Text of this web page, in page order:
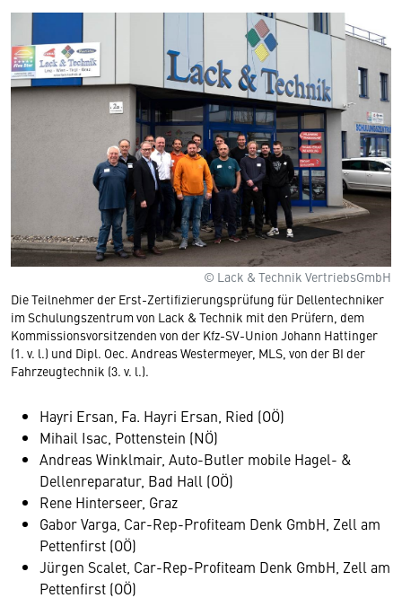
© Lack & Technik VertriebsGmbH
Die Teilnehmer der Erst-Zertifizierungsprüfung für Dellentechniker
im Schulungszentrum von Lack & Technik mit den Prüfern, dem
Kommissionsvorsitzenden von der Kfz-SV-Union Johann Hattinger
(1. v. l.) und Dipl. Oec. Andreas Westermeyer, MLS, von der BI der
Fahrzeugtechnik (3. v. l.).
Hayri Ersan, Fa. Hayri Ersan, Ried (OÖ)
Mihail Isac, Pottenstein (NÖ)
Andreas Winklmair, Auto-Butler mobile Hagel- &
Dellenreparatur, Bad Hall (OÖ)
Rene Hinterseer, Graz
Gabor Varga, Car-Rep-Profiteam Denk GmbH, Zell am
Pettenfirst (OÖ)
Jürgen Scalet, Car-Rep-Profiteam Denk GmbH, Zell am
Pettenfirst (OÖ)